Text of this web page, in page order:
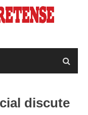
discute